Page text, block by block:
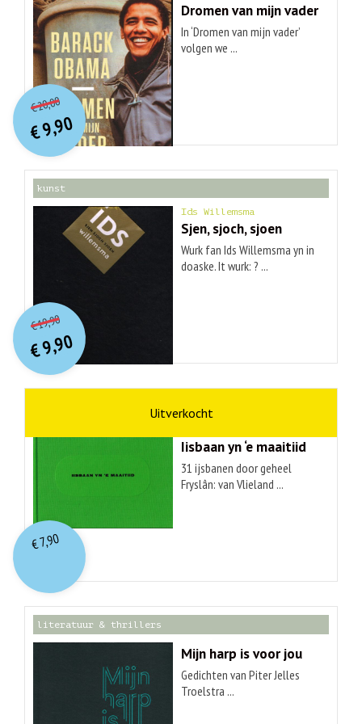
Dromen van mijn vader
In ‘Dromen van mijn vader’
volgen we ...
€20,00O
orspr
onkelijke
prijs
was:
€ 20,00.
€9,90
Huidige
prijs
is:
€ 9,90.
kunst
Ids Willemsma
Sjen, sjoch, sjoen
Wurk fan Ids Willemsma yn in
doaske. It wurk: ? ...
€19,90O
orspr
onkelijke
prijs
was:
€ 19,90.
€9,90
Huidige
prijs
is:
€ 9,90.
Iisbaan yn ‘e maaitiid
31 ijsbanen door geheel
Fryslân: van Vlieland ...
€7,90
literatuur & thrillers
Mijn harp is voor jou
Gedichten van Piter Jelles
Troelstra ...